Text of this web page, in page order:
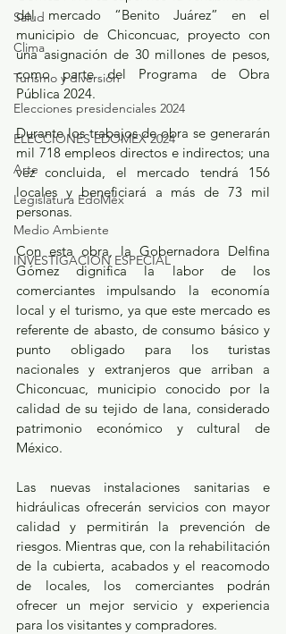
Salud
Clima
Turismo y diversión
Elecciones presidenciales 2024
ELECCIONES EDOMEX 2024
Arte
Legislatura EdoMéx
Medio Ambiente
INVESTIGACIÓN ESPECIAL
del mercado “Benito Juárez” en el
municipio de Chiconcuac, proyecto con
una asignación de 30 millones de pesos,
como parte del Programa de Obra
Pública 2024.
Durante los trabajos de obra se generarán
mil 718 empleos directos e indirectos; una
vez concluida, el mercado tendrá 156
locales y beneficiará a más de 73 mil
personas.
Con esta obra, la Gobernadora Delfina
Gómez dignifica la labor de los
comerciantes impulsando la economía
local y el turismo, ya que este mercado es
referente de abasto, de consumo básico y
punto obligado para los turistas
nacionales y extranjeros que arriban a
Chiconcuac, municipio conocido por la
calidad de su tejido de lana, considerado
patrimonio económico y cultural de
México.
Las nuevas instalaciones sanitarias e
hidráulicas ofrecerán servicios con mayor
calidad y permitirán la prevención de
riesgos. Mientras que, con la rehabilitación
de la cubierta, acabados y el reacomodo
de locales, los comerciantes podrán
ofrecer un mejor servicio y experiencia
para los visitantes y compradores.